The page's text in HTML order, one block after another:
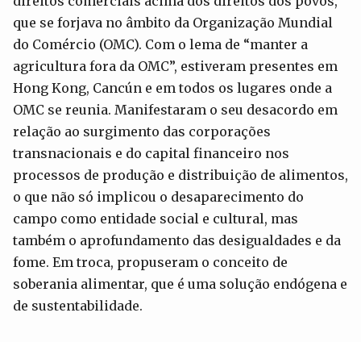
que se forjava no âmbito da Organização Mundial
do Comércio (OMC). Com o lema de “manter a
agricultura fora da OMC”, estiveram presentes em
Hong Kong, Cancún e em todos os lugares onde a
OMC se reunia. Manifestaram o seu desacordo em
relação ao surgimento das corporações
transnacionais e do capital financeiro nos
processos de produção e distribuição de alimentos,
o que não só implicou o desaparecimento do
campo como entidade social e cultural, mas
também o aprofundamento das desigualdades e da
fome. Em troca, propuseram o conceito de
soberania alimentar, que é uma solução endógena e
de sustentabilidade.